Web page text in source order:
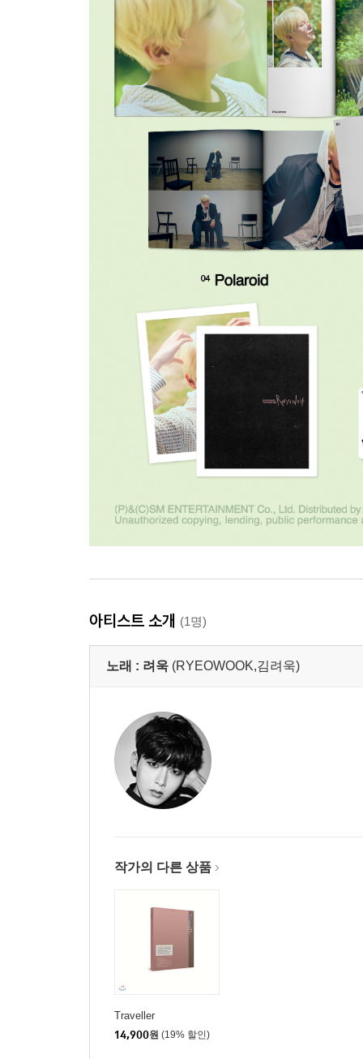
아티스트 소개 (1명)
노래 : 려욱 (RYEOWOOK,김려욱)
작가의 다른 상품
Traveller
14,900원 (19% 할인)